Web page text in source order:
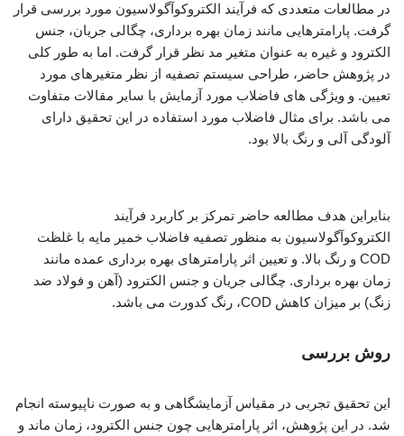
در مطالعات متعددی که فرآیند الکتروکوآگولاسیون مورد بررسی قرار
گرفت. پارامترهایی مانند زمان بهره برداری، چگالی جریان، جنس
الکترود و غیره به عنوان متغیر مد نظر قرار گرفت. اما به طور کلی
در پژوهش حاضر، طراحی سیستم تصفیه از نظر متغیرهای مورد
تعیین. و ویژگی های فاضلاب مورد آزمایش با سایر مقالات متفاوت
می باشد. برای مثال فاضلاب مورد استفاده در این تحقیق دارای
آلودگی آلی و رنگ بالا بود.
بنابراین هدف مطالعه حاضر تمرکز بر کاربرد فرآیند
الکتروکوآگولاسیون به منظور تصفیه فاضلاب خمیر مایه با غلظت
COD و رنگ بالا. و تعیین اثر پارامترهای بهره برداری عمده مانند
زمان بهره برداری. چگالی جریان و جنس الکترود (آهن و فولاد ضد
زنگ) بر میزان کاهش COD، رنگ کدورت می باشد.
روش بررسی
این تحقیق تجربی در مقیاس آزمایشگاهی و به صورت ناپیوسته انجام
شد. در این پژوهش، اثر پارامترهایی چون جنس الکترود، زمان ماند و